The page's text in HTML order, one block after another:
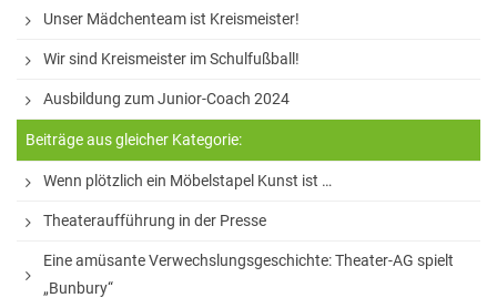
Nachmittag
Sprachen- und Leseförderung
Musische Förderung
DFB-Talentförderung
Studieren ab 15
Stipendien für Schüler und Schülerinnen
Studien- und Berufsberatung
Unser Mädchenteam ist Kreismeister!
Wir sind Kreismeister im Schulfußball!
Ausbildung zum Junior-Coach 2024
Beiträge aus gleicher Kategorie:
Wenn plötzlich ein Möbelstapel Kunst ist …
Theateraufführung in der Presse
Eine amüsante Verwechslungsgeschichte: Theater-AG spielt
„Bunbury“